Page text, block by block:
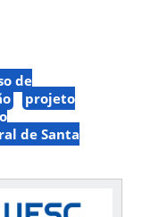
de
projeto
de Santa